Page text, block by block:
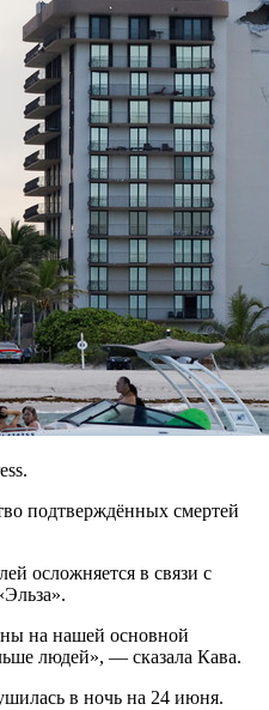
подтверждённых смертей
осложняется в связи с
на нашей основной
людей», — сказала Кава.
в ночь на 24 июня.